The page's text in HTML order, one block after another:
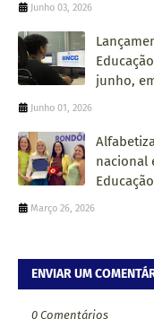
Junho 03, 2026
junho,
Junho 01, 2026
nacional
Educação
Março 26, 2026
ENVIAR UM
0 Comentários